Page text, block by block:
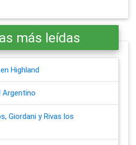
más leídas
Highland
Argentino
Giordani y Rivas los